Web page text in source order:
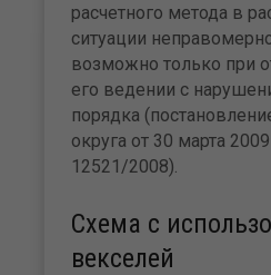
расчет­ного метода в
ситуации
возможно только при
его ведении с
порядка
округа от 30 марта
12521/2008).
Схема с
векселей